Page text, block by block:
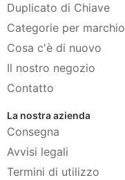
Duplicato di Chiave
Categorie per marchio
Cosa c'è di nuovo
Il nostro negozio
Contatto
La nostra azienda
Consegna
Avvisi legali
Termini di utilizzo